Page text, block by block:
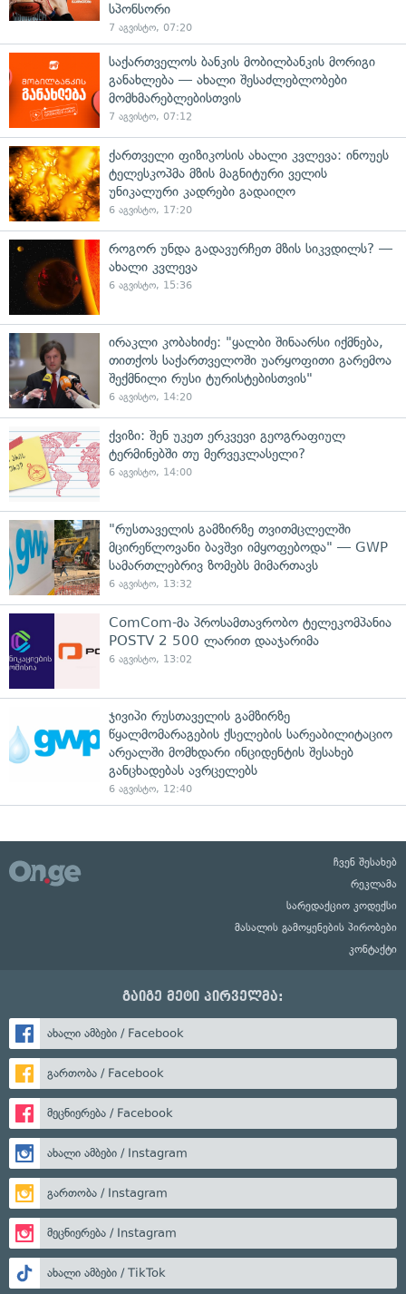
სპონსორი
7 აგვისტო, 07:20
საქართველოს ბანკის მობილბანკის მორიგი
განახლება — ახალი შესაძლებლობები
მომხმარებლებისთვის
7 აგვისტო, 07:12
ქართველი ფიზიკოსის ახალი კვლევა: ინოუეს
ტელესკოპმა მზის მაგნიტური ველის
უნიკალური კადრები გადაიღო
6 აგვისტო, 17:20
როგორ უნდა გადავურჩეთ მზის სიკვდილს? —
ახალი კვლევა
6 აგვისტო, 15:36
ირაკლი კობახიძე: "ყალბი შინაარსი იქმნება,
თითქოს საქართველოში უარყოფითი გარემოა
შექმნილი რუსი ტურისტებისთვის"
6 აგვისტო, 14:20
ქვიზი: შენ უკეთ ერკვევი გეოგრაფიულ
ტერმინებში თუ მერვეკლასელი?
6 აგვისტო, 14:00
"რუსთაველის გამზირზე თვითმცლელში
მცირეწლოვანი ბავშვი იმყოფებოდა" — GWP
სამართლებრივ ზომებს მიმართავს
6 აგვისტო, 13:32
ComCom-მა პროსამთავრობო ტელეკომპანია
POSTV 2 500 ლარით დააჯარიმა
6 აგვისტო, 13:02
ჯივიპი რუსთაველის გამზირზე
წყალმომარაგების ქსელების სარეაბილიტაციო
არეალში მომხდარი ინციდენტის შესახებ
განცხადებას ავრცელებს
6 აგვისტო, 12:40
ჩვენ შესახებ
რეკლამა
სარედაქციო კოდექსი
მასალის გამოყენების პირობები
კონტაქტი
გაიგე მეტი პირველმა:
ახალი ამბები / Facebook
გართობა / Facebook
მეცნიერება / Facebook
ახალი ამბები / Instagram
გართობა / Instagram
მეცნიერება / Instagram
ახალი ამბები / TikTok